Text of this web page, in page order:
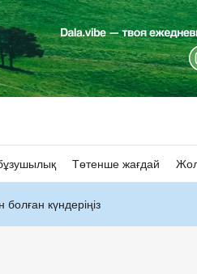
Төтенше жағдай
болған күндеріңіз